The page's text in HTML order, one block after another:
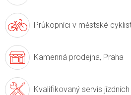
Průkopníci v městské
Kamenná prodejna, Praha
Kvalifikovaný servis jízdních